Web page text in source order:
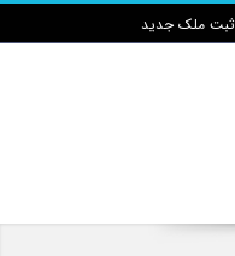
ثبت ملک جدید